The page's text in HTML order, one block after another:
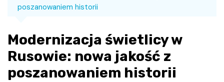
poszanowaniem historii
Modernizacja świetlicy w
Rusowie: nowa jakość z
poszanowaniem historii